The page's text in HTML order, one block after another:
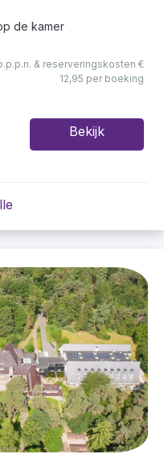
de kamer
& reserveringskosten €
12,95 per boeking
Bekijk